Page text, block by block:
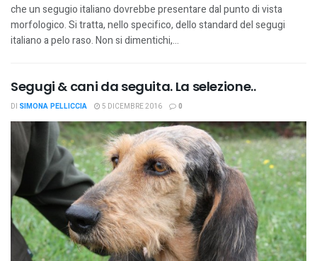
che un segugio italiano dovrebbe presentare dal punto di vista
morfologico. Si tratta, nello specifico, dello standard del segugi
italiano a pelo raso. Non si dimentichi,...
Segugi & cani da seguita. La selezione..
DI SIMONA PELLICCIA 5 DICEMBRE 2016 0